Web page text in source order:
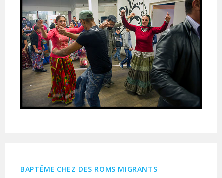
BAPTÊME CHEZ DES ROMS MIGRANTS